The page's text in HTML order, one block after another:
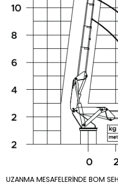
UZANMA MESAFELERİNDE BOM